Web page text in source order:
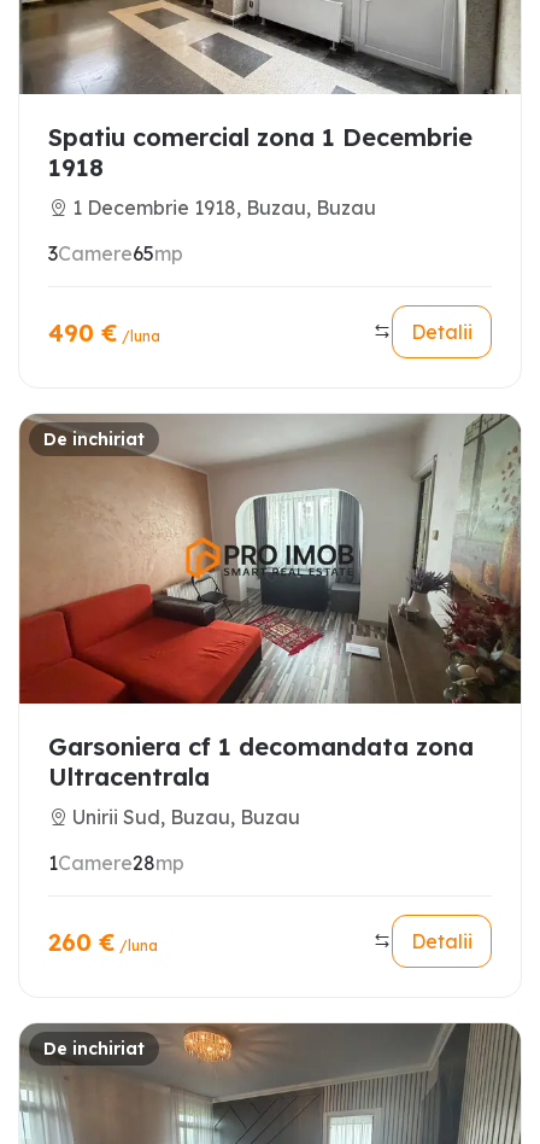
Spatiu comercial zona 1 Decembrie
1918
1 Decembrie 1918, Buzau, Buzau
3Camere65mp
490 € /luna Detalii
De inchiriat
Garsoniera cf 1 decomandata zona
Ultracentrala
Unirii Sud, Buzau, Buzau
1Camere28mp
260 € /luna Detalii
De inchiriat